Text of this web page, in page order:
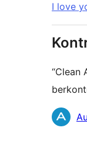
I love
“Clean